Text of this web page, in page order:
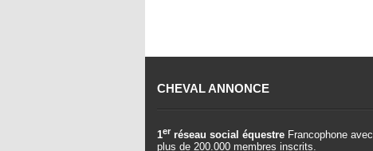
CHEVAL ANNONCE
1er réseau social équestre Francophone avec
plus de 200.000 membres inscrits.